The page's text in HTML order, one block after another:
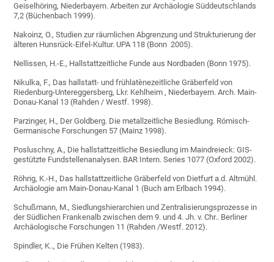
Geiselhöring, Niederbayern. Arbeiten zur Archäologie Süddeutschlands
7,2 (Büchenbach 1999).
Nakoinz, O., Studien zur räumlichen Abgrenzung und Strukturierung der
älteren Hunsrück-Eifel-Kultur. UPA 118 (Bonn 2005).
Nellissen, H.-E., Hallstattzeitliche Funde aus Nordbaden (Bonn 1975).
Nikulka, F., Das hallstatt- und frühlatènezeitliche Gräberfeld von
Riedenburg-Untereggersberg, Lkr. Kehlheim , Niederbayern. Arch. Main-
Donau-Kanal 13 (Rahden / Westf. 1998).
Parzinger, H., Der Goldberg. Die metallzeitliche Besiedlung. Römisch-
Germanische Forschungen 57 (Mainz 1998).
Posluschny, A., Die hallstattzeitliche Besiedlung im Maindreieck: GIS-
gestützte Fundstellenanalysen. BAR Intern. Series 1077 (Oxford 2002).
Röhrig, K.-H., Das hallstattzeitliche Gräberfeld von Dietfurt a.d. Altmühl.
Archäologie am Main-Donau-Kanal 1 (Buch am Erlbach 1994).
Schußmann, M., Siedlungshierarchien und Zentralisierungsprozesse in
der Südlichen Frankenalb zwischen dem 9. und 4. Jh. v. Chr.. Berliner
Archäologische Forschungen 11 (Rahden /Westf. 2012).
Spindler, K.., Die Frühen Kelten (1983).